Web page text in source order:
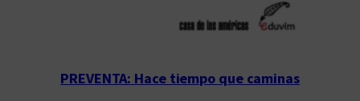
PREVENTA: Hace tiempo que caminas